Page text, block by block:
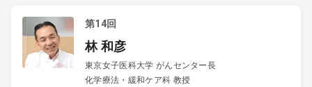
第14回
林 和彦
東京女子医科大学 がんセンター長
化学療法・緩和ケア科 教授